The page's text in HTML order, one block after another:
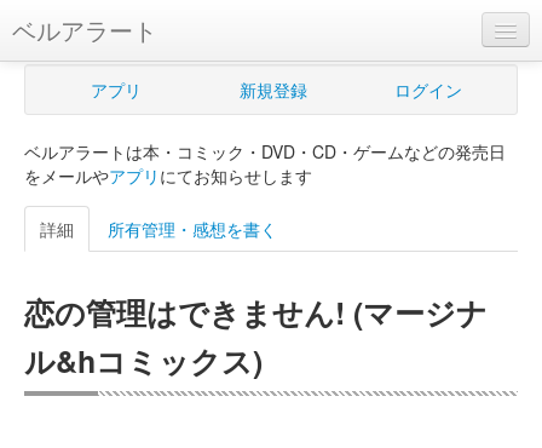
ベルアラート
ベルアラートとは
新規登録
ログイン
購入管理
Myシェルフ
アプリ 新規登録 ログイン
ベルアラートは本・コミック・DVD・CD・ゲームなどの発売日
をメールやアプリ にてお知らせします
詳細 所有管理・感想を書く
恋の管理はできません! (マージナ
ル&hコミックス)